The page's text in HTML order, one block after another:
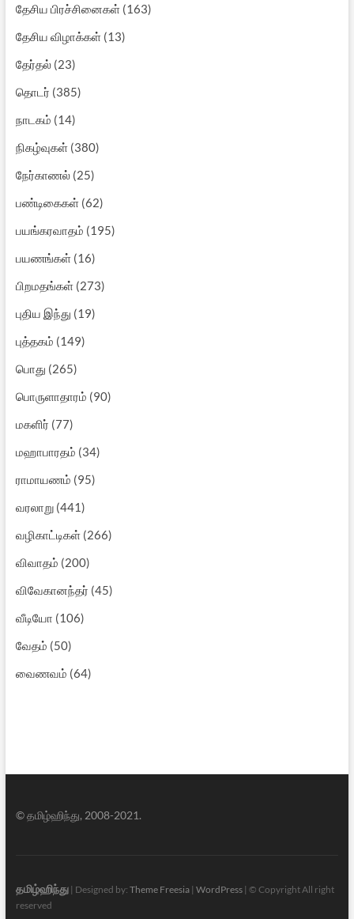
தேசிய பிரச்சினைகள்(163)
தேசிய விழாக்கள்(13)
தேர்தல்(23)
தொடர் (385)
நாடகம் (14)
நிகழ்வுகள்(380)
நேர்காணல்(25)
பண்டிகைகள்(62)
பயங்கரவாதம் (195)
பயணங்கள்(16)
பிறமதங்கள்(273)
புதிய இந்து (19)
புத்தகம் (149)
பொது (265)
பொருளாதாரம் (90)
மகளிர் (77)
மஹாபாரதம் (34)
ராமாயணம் (95)
வரலாறு(441)
வழிகாட்டிகள்(266)
விவாதம் (200)
விவேகானந்தர் (45)
வீடியோ (106)
வேதம் (50)
வைணவம் (64)
© தமிழ்ஹிந்து, 2008-2021.
தமிழ்ஹிந்து| Designed by: Theme Freesia| WordPress| © Copyright All right
reserved